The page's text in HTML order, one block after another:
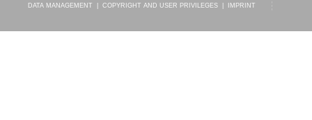
DATA MANAGEMENT COPYRIGHT AND USER PRIVILEGES IMPRINT